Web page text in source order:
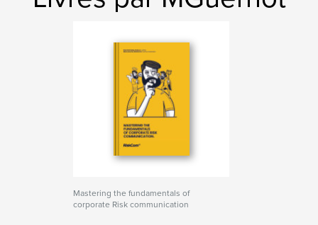
Mastering the fundamentals of
corporate Risk communication